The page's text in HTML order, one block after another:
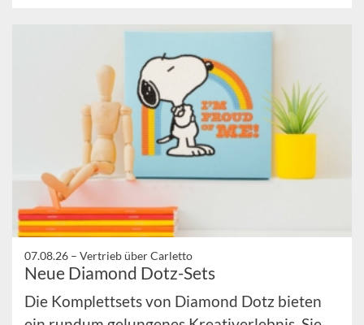
07.08.26 – Vertrieb über Carletto
Neue Diamond Dotz-Sets
Die Komplettsets von Diamond Dotz bieten